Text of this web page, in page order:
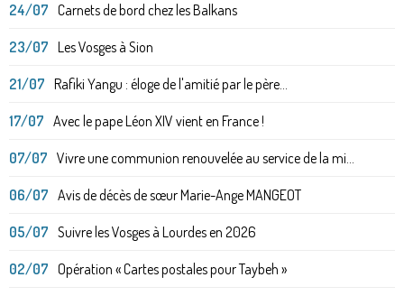
24/07 Carnets de bord chez les Balkans
23/07 Les Vosges à Sion
21/07 Rafiki Yangu : éloge de l'amitié par le père...
17/07 Avec le pape Léon XIV vient en France !
07/07 Vivre une communion renouvelée au service de la mi...
06/07 Avis de décès de sœur Marie-Ange MANGEOT
05/07 Suivre les Vosges à Lourdes en 2026
02/07 Opération « Cartes postales pour Taybeh »